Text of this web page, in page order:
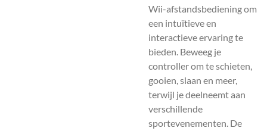
Wii-afstandsbediening om
een intuïtieve en
interactieve ervaring te
bieden. Beweeg je
controller om te schieten,
gooien, slaan en meer,
terwijl je deelneemt aan
verschillende
sportevenementen. De